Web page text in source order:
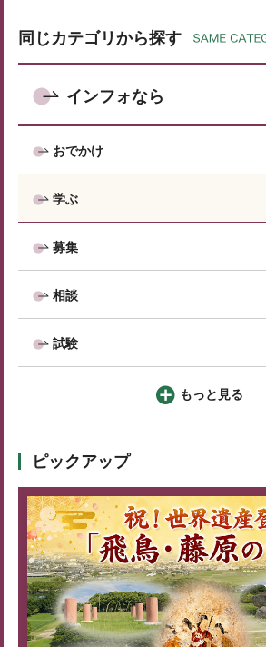
同じカテゴリから探す
インフォなら
おでかけ
学ぶ
募集
相談
試験
もっと見る
ピックアップ